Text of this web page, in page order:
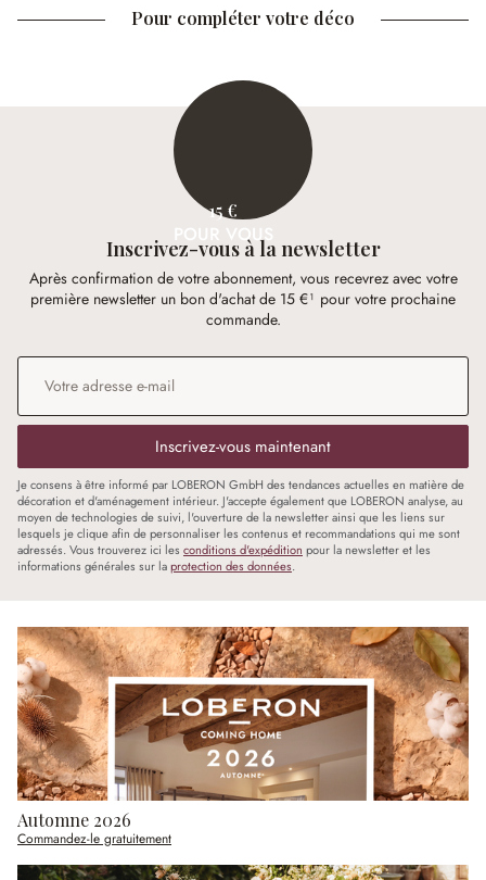
Pour compléter votre déco
15 €
POUR VOUS
Inscrivez-vous à la newsletter
Après confirmation de votre abonnement, vous recevrez avec votre
première newsletter un bon d'achat de 15 €¹ pour votre prochaine
commande.
Adresse e-mail
Inscrivez-vous maintenant
Je consens à être informé par LOBERON GmbH des tendances actuelles en matière de
décoration et d'aménagement intérieur. J'accepte également que LOBERON analyse, au
moyen de technologies de suivi, l'ouverture de la newsletter ainsi que les liens sur
lesquels je clique afin de personnaliser les contenus et recommandations qui me sont
adressés. Vous trouverez ici les conditions d'expédition pour la newsletter et les
informations générales sur laprotection des données.
Automne 2026
Commandez-le gratuitement